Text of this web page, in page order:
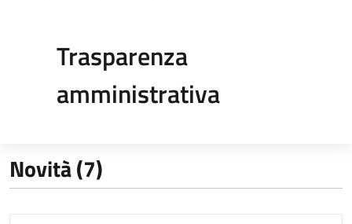
Trasparenza
amministrativa
Novità (7)